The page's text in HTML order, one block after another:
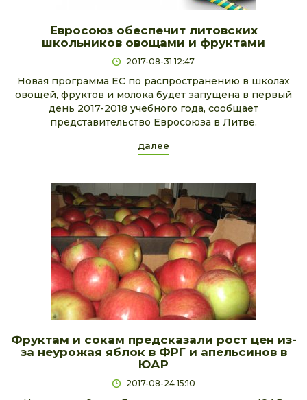
Евросоюз обеспечит литовских
школьников овощами и фруктами
2017-08-31 12:47
Новая программа ЕС по распространению в школах
овощей, фруктов и молока будет запущена в первый
день 2017-2018 учебного года, сообщает
представительство Евросоюза в Литве.
далее
Фруктам и сокам предсказали рост цен из-
за неурожая яблок в ФРГ и апельсинов в
ЮАР
2017-08-24 15:10